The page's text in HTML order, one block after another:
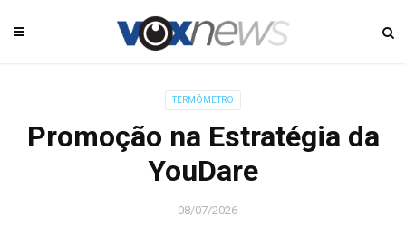
TERMÔMETRO
Promoção na Estratégia da
YouDare
08/07/2026